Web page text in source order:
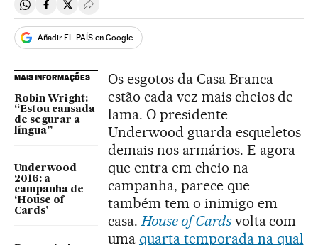
Compartir en Whatsapp
Compartir en Facebook
Compartir en Twitter
Desplegar Redes Sociales
Añadir EL PAÍS en Google
MAIS INFORMAÇÕES
Robin Wright:
“Estou cansada
de segurar a
língua”
Underwood
2016: a
campanha de
‘House of
Cards’
Os esgotos da Casa Branca
estão cada vez mais cheios de
lama. O presidente
Underwood guarda esqueletos
demais nos armários. E agora
que entra em cheio na
campanha, parece que
também tem o inimigo em
casa.House of Cardsvolta com
uma quarta temporada na qual